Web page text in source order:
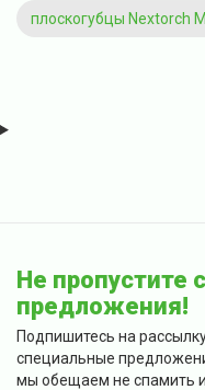
плоскогубцы Nextorch
Не пропустите
предложения!
Подпишитесь на
специальные
мы обещаем не спамить